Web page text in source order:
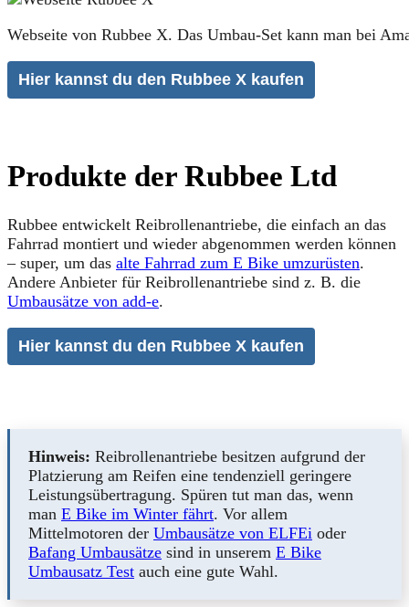
Webseite von Rubbee X. Das Umbau-Set kann man bei
Hier kannst du den Rubbee X kaufen
Produkte der Rubbee Ltd
Rubbee entwickelt Reibrollenantriebe, die einfach an das
Fahrrad montiert und wieder abgenommen werden können
– super, um das alte Fahrrad zum E Bike umzurüsten.
Andere Anbieter für Reibrollenantriebe sind z. B. die
Umbausätze von add-e.
Hier kannst du den Rubbee X kaufen
Hinweis: Reibrollenantriebe besitzen aufgrund der
Platzierung am Reifen eine tendenziell geringere
Leistungsübertragung. Spüren tut man das, wenn
man E Bike im Winter fährt. Vor allem
Mittelmotoren der Umbausätze von ELFEi oder
Bafang Umbausätze sind in unserem E Bike
Umbausatz Test auch eine gute Wahl.